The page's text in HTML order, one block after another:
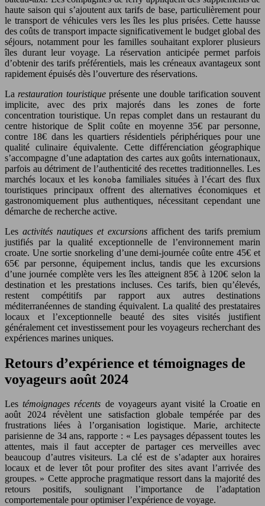
haute saison qui s’ajoutent aux tarifs de base, particulièrement pour
le transport de véhicules vers les îles les plus prisées. Cette hausse
des coûts de transport impacte significativement le budget global des
séjours, notamment pour les familles souhaitant explorer plusieurs
îles durant leur voyage. La réservation anticipée permet parfois
d’obtenir des tarifs préférentiels, mais les créneaux avantageux sont
rapidement épuisés dès l’ouverture des réservations.
La restauration touristiqueprésente une double tarification souvent
implicite, avec des prix majorés dans les zones de forte
concentration touristique. Un repas complet dans un restaurant du
centre historique de Split coûte en moyenne 35€ par personne,
contre 18€ dans les quartiers résidentiels périphériques pour une
qualité culinaire équivalente. Cette différenciation géographique
s’accompagne d’une adaptation des cartes aux goûts internationaux,
parfois au détriment de l’authenticité des recettes traditionnelles. Les
marchés locaux et les konoba familiales situées à l’écart des flux
touristiques principaux offrent des alternatives économiques et
gastronomiquement plus authentiques, nécessitant cependant une
démarche de recherche active.
Les activités nautiques et excursions affichent des tarifs premium
justifiés par la qualité exceptionnelle de l’environnement marin
croate. Une sortie snorkeling d’une demi-journée coûte entre 45€ et
65€ par personne, équipement inclus, tandis que les excursions
d’une journée complète vers les îles atteignent 85€ à 120€ selon la
destination et les prestations incluses. Ces tarifs, bien qu’élevés,
restent compétitifs par rapport aux autres destinations
méditerranéennes de standing équivalent. La qualité des prestataires
locaux et l’exceptionnelle beauté des sites visités justifient
généralement cet investissement pour les voyageurs recherchant des
expériences marines uniques.
Retours d’expérience et témoignages de
voyageurs août 2024
Lestémoignages récents de voyageurs ayant visité la Croatie en
août 2024 révèlent une satisfaction globale tempérée par des
frustrations liées à l’organisation logistique. Marie, architecte
parisienne de 34 ans, rapporte : « Les paysages dépassent toutes les
attentes, mais il faut accepter de partager ces merveilles avec
beaucoup d’autres visiteurs. La clé est de s’adapter aux horaires
locaux et de lever tôt pour profiter des sites avant l’arrivée des
groupes. » Cette approche pragmatique ressort dans la majorité des
retours positifs, soulignant l’importance de l’adaptation
comportementale pour optimiser l’expérience de voyage.